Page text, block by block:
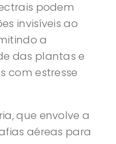
podem
invisíveis ao
a
das plantas e
com estresse
que envolve a
aéreas para